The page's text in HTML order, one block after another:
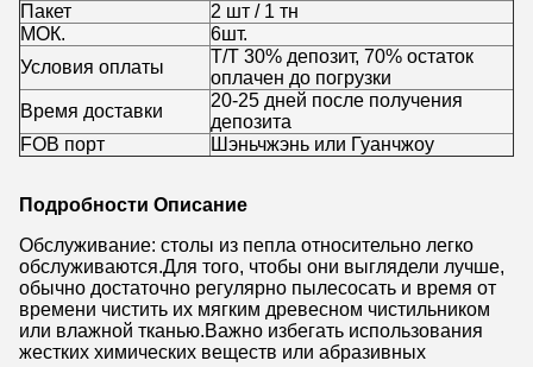
Пакет
2 шт / 1 тн
МОК.
6шт.
Условия оплаты
Т/Т 30% депозит, 70% остаток
оплачен до погрузки
Время доставки
20-25 дней после получения
депозита
FOB порт
Шэньчжэнь или Гуанчжоу
Подробности Описание
Обслуживание: столы из пепла относительно легко
обслуживаются.Для того, чтобы они выглядели лучше,
обычно достаточно регулярно пылесосать и время от
времени чистить их мягким древесном чистильником
или влажной тканью.Важно избегать использования
жестких химических веществ или абразивных